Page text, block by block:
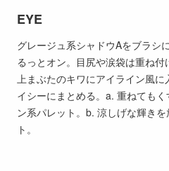
EYE
グレージュ系シャドウAをブラシ
るっとオン。目尻や涙袋は重ね
上まぶたのキワにアイライン風
イシーにまとめる。a. 重ねても
ン系パレット。b. 涼しげな輝き
ト。